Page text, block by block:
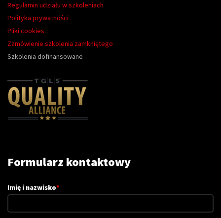
Regulamin udziału w szkoleniach
Polityka prywatności
Pliki cookies
Zamówienie szkolenia zamkniętego
Szkolenia dofinansowane
Formularz kontaktowy
Imię i nazwisko*